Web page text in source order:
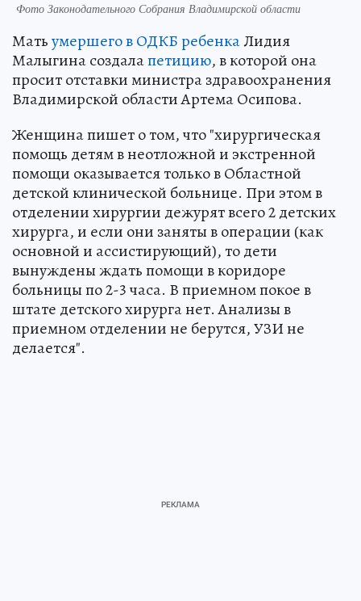
Фото Законодательного Собрания Владимирской области
Матьумершего в ОДКБ ребенкаЛидия
Малыгина создалапетицию, в которой она
просит отставки министра здравоохранения
Владимирской области Артема Осипова.
Женщина пишет о том, что "хирургическая
помощь детям в неотложной и экстренной
помощи оказывается только в Областной
детской клинической больнице. При этом в
отделении хирургии дежурят всего 2 детских
хирурга, и если они заняты в операции (как
основной и ассистирующий), то дети
вынуждены ждать помощи в коридоре
больницы по 2-3 часа. В приемном покое в
штате детского хирурга нет. Анализы в
приемном отделении не берутся, УЗИ не
делается".